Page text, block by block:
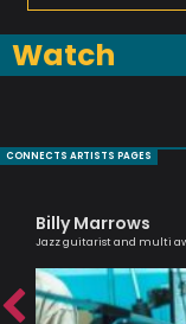
Watch
CONNECTS ARTISTS PAGES
Billy Marrows
Jazz guitarist and multi